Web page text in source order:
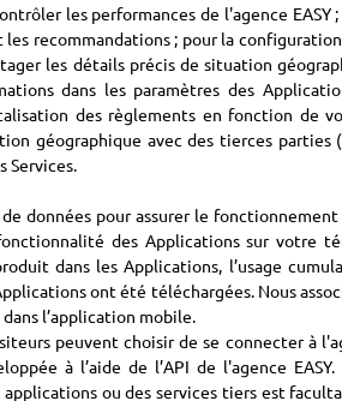
les performances de l'agence
recommandations ; pour la
les détails précis de situation
dans les paramètres des
des règlements en fonction de
géographique avec des tierces
Services.
données pour assurer le
des Applications sur votre
dans les Applications, l’usage
ont été téléchargées. Nous
l’application mobile.
peuvent choisir de se connecter à
à l’aide de l’API de l'agence
ou des services tiers est